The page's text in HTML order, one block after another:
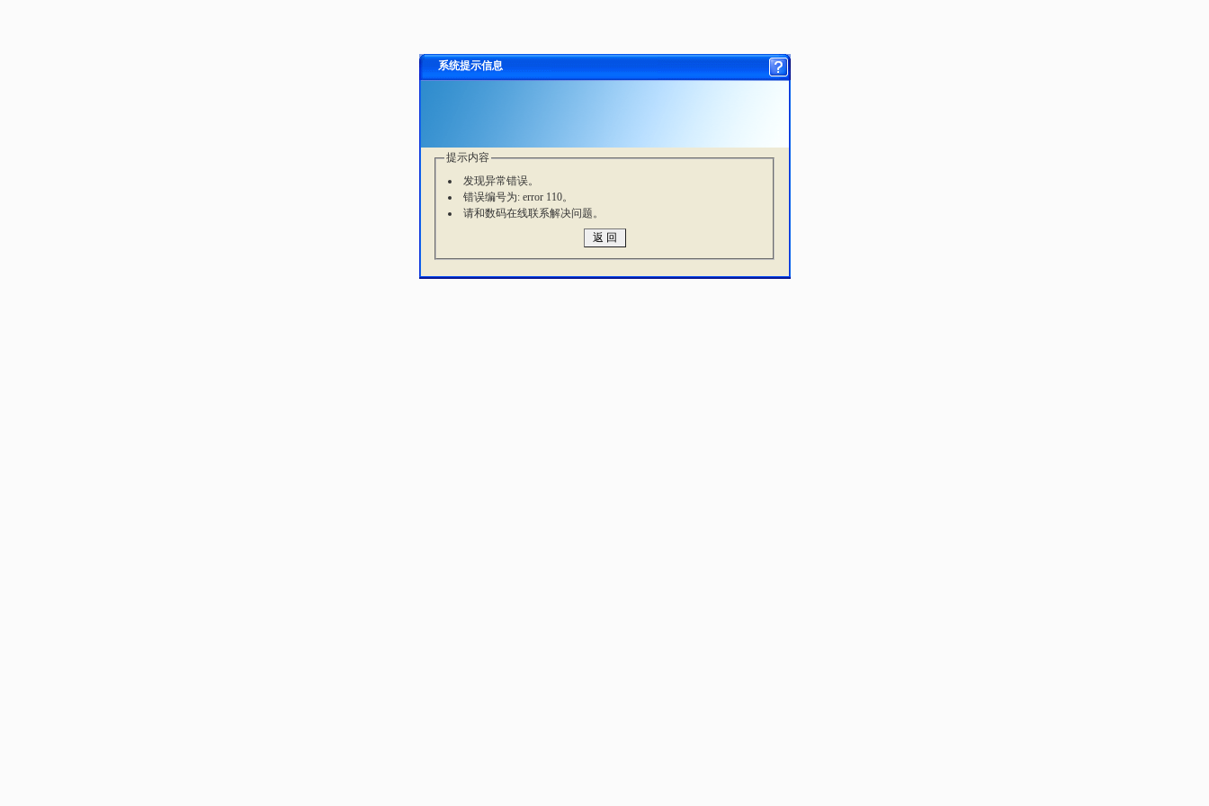
系统提示信息
提示内容
发现异常错误。
错误编号为: error 110。
请和数码在线联系解决问题。